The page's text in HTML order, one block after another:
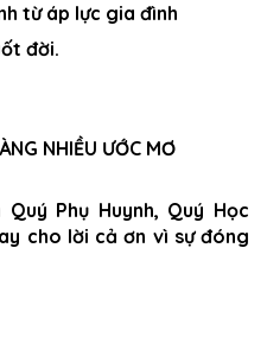
từ áp lực gia đình
đời.
NHIỀU ƯỚC MƠ
Quý Phụ Huynh, Quý Học
cho lời cả ơn vì sự đóng